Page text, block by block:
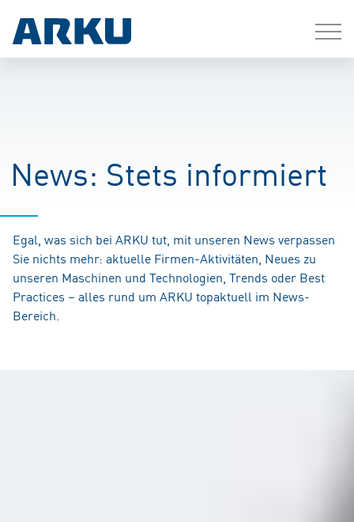
News: Stets informiert
Egal, was sich bei ARKU tut, mit unseren News verpassen
Sie nichts mehr: aktuelle Firmen-Aktivitäten, Neues zu
unseren Maschinen und Technologien, Trends oder Best
Practices – alles rund um ARKU topaktuell im News-
Bereich.